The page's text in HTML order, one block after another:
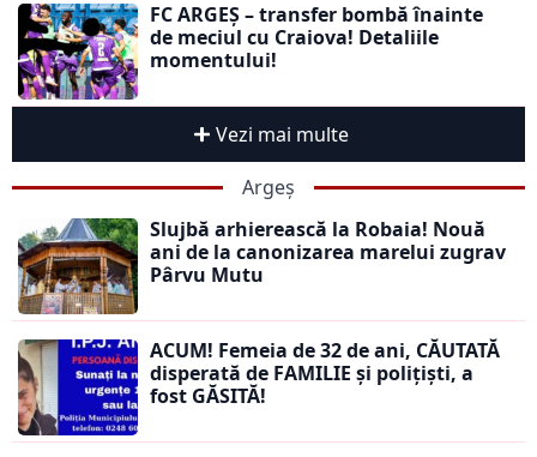
FC ARGEȘ – transfer bombă înainte
de meciul cu Craiova! Detaliile
momentului!
Vezi mai multe
Argeș
Slujbă arhierească la Robaia! Nouă
ani de la canonizarea marelui zugrav
Pârvu Mutu
ACUM! Femeia de 32 de ani, CĂUTATĂ
disperată de FAMILIE și polițiști, a
fost GĂSITĂ!